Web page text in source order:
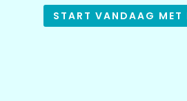
START VANDAAG MET